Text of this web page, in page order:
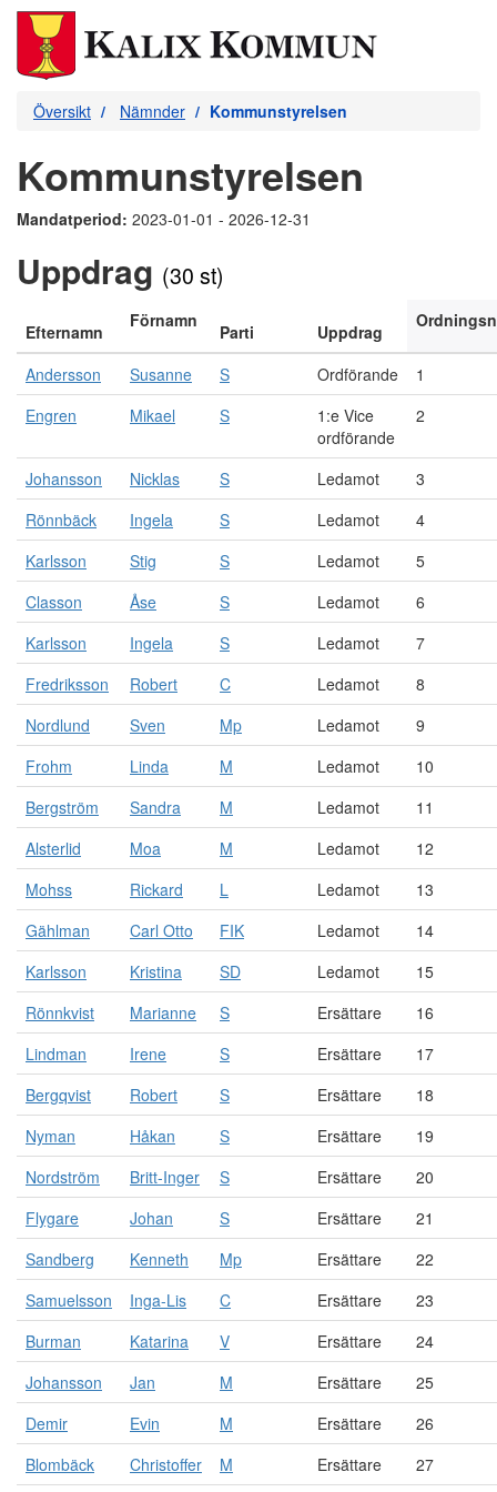
Översikt Nämnder Kommunstyrelsen
Kommunstyrelsen
Mandatperiod: 2023-01-01 - 2026-12-31
Uppdrag (30 st)
Efternamn
Förnamn
Parti Uppdrag
Andersson Susanne S Ordförande
1
Engren
Mikael S
1:e Vice
ordförande
2
Johansson Nicklas S Ledamot
3
Rönnbäck
Ingela S Ledamot
4
Karlsson
Stig S Ledamot
5
Classon
Åse S Ledamot
6
Karlsson
Ingela S Ledamot
7
Fredriksson
Robert C Ledamot
8
Nordlund
Sven Mp Ledamot
9
Frohm
Linda M Ledamot
10
Bergström
Sandra M Ledamot
11
Alsterlid
Moa M Ledamot
12
Mohss
Rickard L Ledamot
13
Gählman
Carl Otto FIK Ledamot
14
Karlsson
Kristina SD Ledamot
15
Rönnkvist
Marianne S Ersättare
16
Lindman
Irene S Ersättare
17
Bergqvist
Robert S Ersättare
18
Nyman
Håkan S Ersättare
19
Nordström
Britt-Inger S Ersättare
20
Flygare
Johan S Ersättare
21
Sandberg
Kenneth Mp Ersättare
22
Samuelsson
Inga-Lis C Ersättare
23
Burman
Katarina V Ersättare
24
Johansson
Jan M Ersättare
25
Demir
Evin M Ersättare
26
Blombäck
Christoffer M Ersättare 27